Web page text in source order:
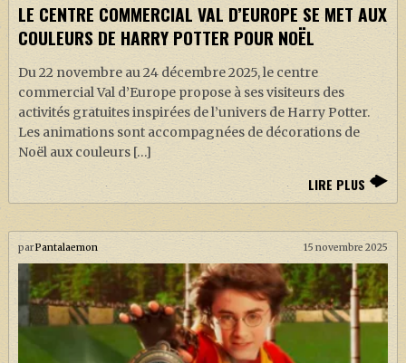
LE CENTRE COMMERCIAL VAL D’EUROPE SE MET AUX
COULEURS DE HARRY POTTER POUR NOËL
Du 22 novembre au 24 décembre 2025, le centre
commercial Val d’Europe propose à ses visiteurs des
activités gratuites inspirées de l’univers de Harry Potter.
Les animations sont accompagnées de décorations de
Noël aux couleurs […]
LIRE PLUS
parPantalaemon 15 novembre 2025